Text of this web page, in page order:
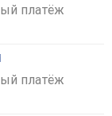
платёж
платёж